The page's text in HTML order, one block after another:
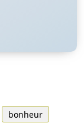
bonheur